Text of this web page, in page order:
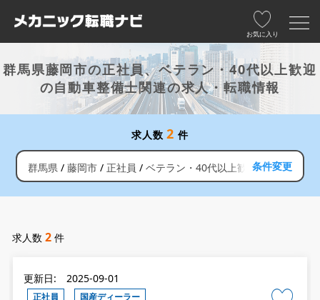
お気に入り
群馬県藤岡市の正社員、ベテラン・40代以上歓迎
の自動車整備士関連の求人・転職情報
求人数 2 件
群馬県 藤岡市 正社員 ベテラン・40代以上歓迎条件変更
求人数2 件
更新日: 2025-09-01
正社員 国産ディーラー